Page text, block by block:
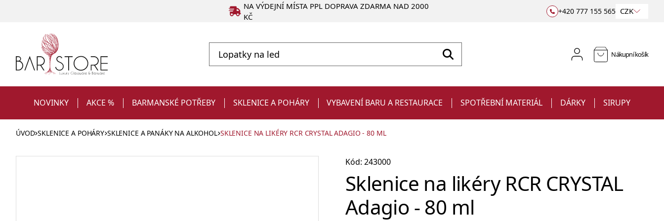
NA VÝDEJNÍ MÍSTA PPL DOPRAVA ZDARMA NAD 2000
KČ
+420 777 155 565 CZK
Nákupní košík
NOVINKY AKCE % BARMANSKÉ POTŘEBY SKLENICE A POHÁRY VYBAVENÍ BARU A RESTAURACE SPOTŘEBNÍ MATERIÁL DÁRKY SIRUPY
ÚVOD SKLENICE A POHÁRY SKLENICE A PANÁKY NA ALKOHOL SKLENICE NA LIKÉRY RCR CRYSTAL ADAGIO - 80 ML
Kód: 243000
Sklenice na likéry RCR CRYSTAL
Adagio - 80 ml